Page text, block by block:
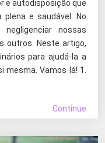
e autodisposição que
e saudável. No
nossas
outros. Neste artigo,
para ajudá-la a
mesma. Vamos lá! 1.
Continue